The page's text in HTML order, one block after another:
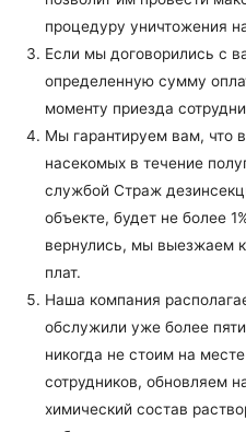
процедуру уничтожения
Если мы договорились с
определенную сумму
моменту приезда
Мы гарантируем вам, что
насекомых в течение
службой Страж
объекте, будет не более
вернулись, мы выезжаем
плат.
Наша компания
обслужили уже более
никогда не стоим на
сотрудников, обновляем
химический состав